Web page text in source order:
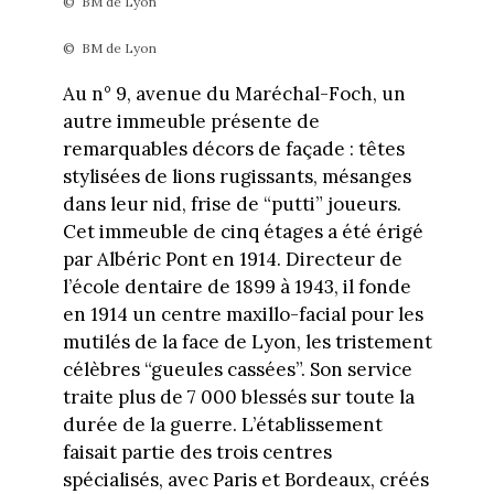
© BM de Lyon
Au n° 9, avenue du Maréchal-Foch, un
autre immeuble présente de
remarquables décors de façade : têtes
stylisées de lions rugissants, mésanges
dans leur nid, frise de “putti” joueurs.
Cet immeuble de cinq étages a été érigé
par Albéric Pont en 1914. Directeur de
l’école dentaire de 1899 à 1943, il fonde
en 1914 un centre maxillo-facial pour les
mutilés de la face de Lyon, les tristement
célèbres “gueules cassées”. Son service
traite plus de 7 000 blessés sur toute la
durée de la guerre. L’établissement
faisait partie des trois centres
spécialisés, avec Paris et Bordeaux, créés